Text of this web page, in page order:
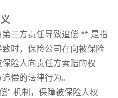
三方责任导致追偿 ** 是指
时，保险公司在向被保险
险人向责任方索赔的权
偿的法律行为。
” 机制，保障被保险人权